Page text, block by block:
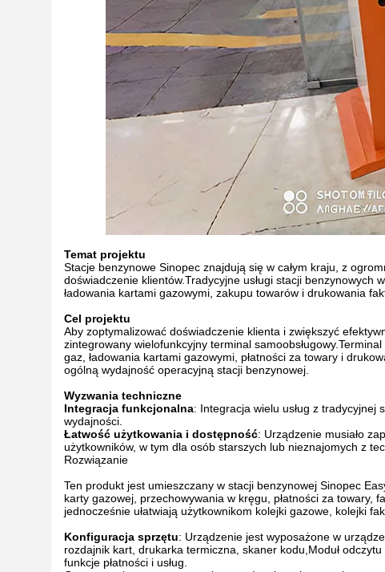
Temat projektu
Stacje benzynowe Sinopec znajdują się w całym kraju, z
doświadczenie klientów.Tradycyjne usługi stacji benzynowych
ładowania kartami gazowymi, zakupu towarów i drukowania
Cel projektu
Aby zoptymalizować doświadczenie klienta i zwiększyć
zintegrowany wielofunkcyjny terminal
gaz, ładowania kartami gazowymi, płatności za towary i
ogólną wydajność operacyjną stacji benzynowej.
Wyzwania techniczne
Integracja funkcjonalna: Integracja wielu usług z tradycyjnej
wydajności.
Łatwość użytkowania i dostępność: Urządzenie musiało
użytkowników, w tym dla osób starszych lub nieznajomych z
Rozwiązanie
Ten produkt jest umieszczany w stacji benzynowej Sinopec
karty gazowej, przechowywania w kręgu, płatności za towary,
jednocześnie ułatwiają użytkownikom kolejki gazowe, kolejki
Konfiguracja sprzętu: Urządzenie jest wyposażone w
rozdajnik kart, drukarka termiczna, skaner kodu,Moduł
funkcje płatności i usług.